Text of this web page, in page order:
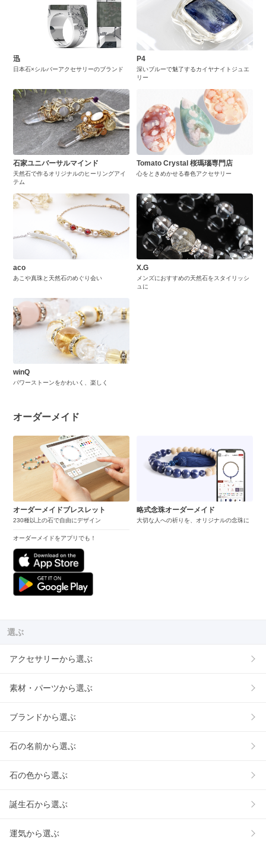
迅
日本石×シルバーアクセサリーのブランド
P4
深いブルーで魅了するカイヤナイトジュエ
リー
石家ユニバーサルマインド
天然石で作るオリジナルのヒーリングアイ
テム
Tomato Crystal 桜瑪瑙専門店
心をときめかせる春色アクセサリー
aco
あこや真珠と天然石のめぐり会い
X.G
メンズにおすすめの天然石をスタイリッシ
ュに
winQ
パワーストーンをかわいく、楽しく
オーダーメイド
オーダーメイドブレスレット
230種以上の石で自由にデザイン
オーダーメイドをアプリでも！
略式念珠オーダーメイド
大切な人への祈りを、オリジナルの念珠に
選ぶ
アクセサリーから選ぶ
素材・パーツから選ぶ
ブランドから選ぶ
石の名前から選ぶ
石の色から選ぶ
誕生石から選ぶ
運気から選ぶ